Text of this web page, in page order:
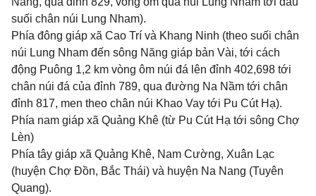
suối chân núi Lung Nham).
Phía đông giáp xã Cao Trí và Khang Ninh (theo suối chân
núi Lung Nham đến sông Năng giáp bản Vài, tới cách
động Puông 1,2 km vòng ôm núi đá lên đỉnh 402,698 tới
chân núi đá của đỉnh 789, qua đường Na Nầm tới chân
đỉnh 817, men theo chân núi Khao Vay tới Pu Cút Hạ).
Phía nam giáp xã Quảng Khê (từ Pu Cút Hạ tới sông Chợ
Lèn)
Phía tây giáp xã Quảng Khê, Nam Cường, Xuân Lạc
(huyện Chợ Đồn, Bắc Thái) và huyện Na Nang (Tuyên
Quang).